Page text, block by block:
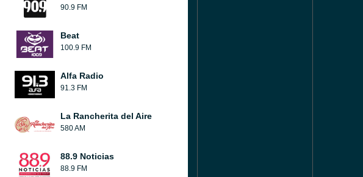
90.9 FM
Beat
100.9 FM
Alfa Radio
91.3 FM
La Rancherita del Aire
580 AM
88.9 Noticias
88.9 FM